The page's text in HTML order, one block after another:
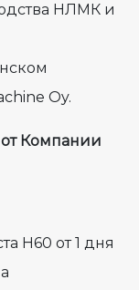
НЛМК и
Oy.
Компании
Н60 от 1 дня